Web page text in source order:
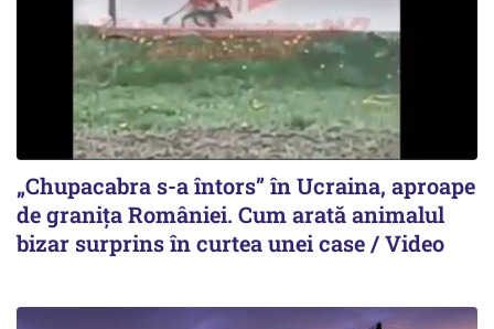
„Chupacabra s-a întors” în Ucraina, aproape
de granița României. Cum arată animalul
bizar surprins în curtea unei case / Video